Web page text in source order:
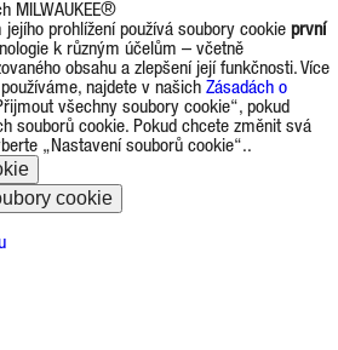
MILWAUKEE®
prohlížení používá soubory cookie první
k různým účelům – včetně
obsahu a zlepšení její funkčnosti. Více
najdete v našich Zásadách o
všechny soubory cookie“, pokud
souborů cookie. Pokud chcete změnit svá
„Nastavení souborů cookie“..
cookie